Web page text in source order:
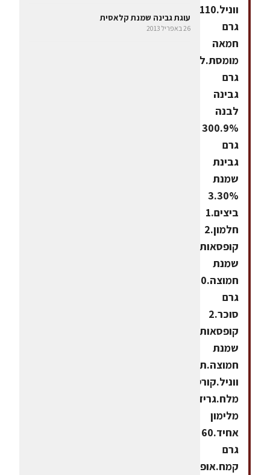
ווניל.110
גרם
חמאה
גרם
גבינה
לבנה
9%.300
גרם
גבינת
שמנת
30%.3
ביצים.1
חלמון.2
קופסאות
שמנת
חמוצה.220
גרם
סוכר.2
קופסאות
שמנת
חמוצה.תמצית
ווניל.קורט
מלח.גרידה
מלימון
אחיד.60
גרם
קמח.אופן
עוגת גבינה שמנת קלאסית
26 באפריל 2013